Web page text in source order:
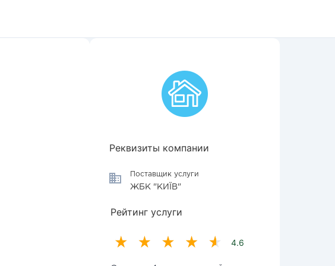
Реквизиты компании
Поставщик услуги
ЖБК "КИЇВ"
Рейтинг услуги
4.6